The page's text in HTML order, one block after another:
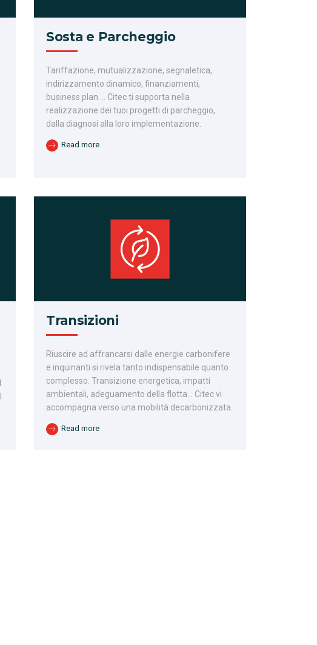
Sosta e Parcheggio
Tariffazione, mutualizzazione, segnaletica,
indirizzamento dinamico, finanziamenti,
business plan … Citec ti supporta nella
realizzazione dei tuoi progetti di parcheggio,
dalla diagnosi alla loro implementazione.
Read more
Transizioni
Riuscire ad affrancarsi dalle energie carbonifere
e inquinanti si rivela tanto indispensabile quanto
complesso. Transizione energetica, impatti
ambientali, adeguamento della flotta… Citec vi
accompagna verso una mobilità decarbonizzata.
Read more